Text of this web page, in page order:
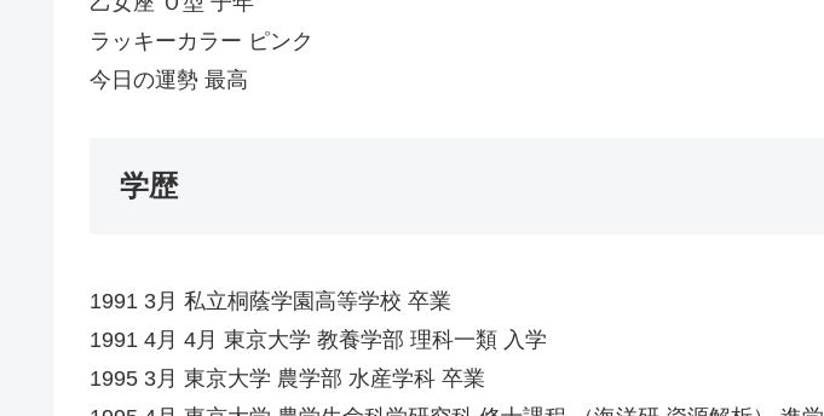
ラッキーカラー ピンク
今日の運勢 最高
学歴
1991 3月 私立桐蔭学園高等学校 卒業
1991 4月 4月 東京大学 教養学部 理科一類 入学
1995 3月 東京大学 農学部 水産学科 卒業